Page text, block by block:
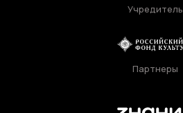
Учредитель
Партнеры
Задайте пароль